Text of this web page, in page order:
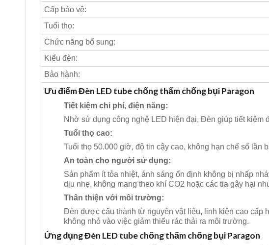
Cấp bảo vệ:
Tuổi thọ:
Chức năng bổ sung:
Kiểu đèn:
Bảo hành:
Ưu điểm Đèn LED tube chống thấm chống bụi Paragon
Tiết kiệm chi phí, điện năng:
Nhờ sử dụng công nghệ LED hiện đại, Đèn giúp tiết
Tuổi thọ cao:
Tuổi thọ 50.000 giờ, độ tin cậy cao, không hạn chế số lần
An toàn cho người sử dụng:
Sản phẩm ít tỏa nhiệt, ánh sáng ổn định không bị nhấp
dịu nhẹ, không mang theo khí CO2 hoặc các tia gây hại
Thân thiện với môi trường:
Đèn được cấu thành từ nguyên vật liệu, linh kiện cao cấp
không nhỏ vào việc giảm thiểu rác thải ra môi trường.
Ứng dụng Đèn LED tube chống thấm chống bụi Paragon